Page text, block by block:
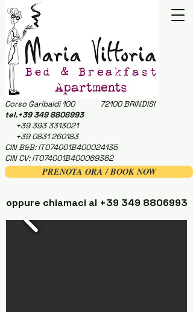
Corso Garibaldi 100 72100 BRINDISI
tel.+39349 8806993
+39 393 3313021
+39 0831 260183
CIN B&B: IT074001B400024135
CIN CV: IT074001B400069362
PRENOTA ORA / BOOK NOW
oppure chiamaci al +39 349 8806993